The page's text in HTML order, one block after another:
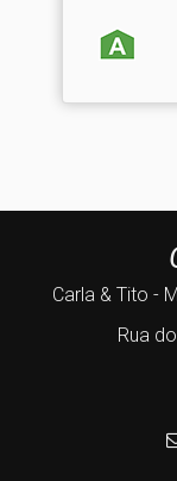
Carla & Tito -
Rua